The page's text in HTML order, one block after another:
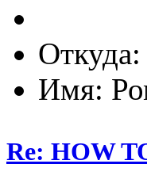
Имя:
Re: HOW